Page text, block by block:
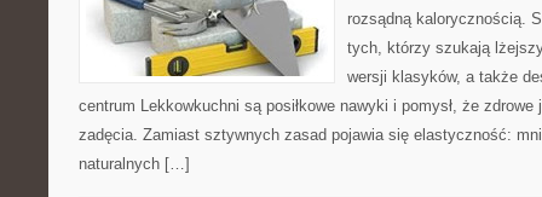
rozsądną kalorycznością.
tych, którzy szukają
wersji klasyków, a także
centrum Lekkowkuchni są posiłkowe nawyki i pomysł, że
zadęcia. Zamiast sztywnych zasad pojawia się elastyczność:
naturalnych […]